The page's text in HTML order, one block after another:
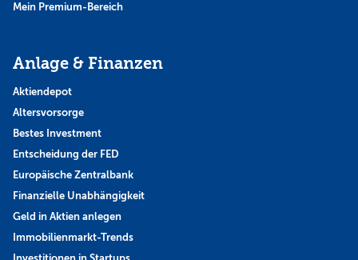
Mein Premium-Bereich
Anlage & Finanzen
Aktiendepot
Altersvorsorge
Bestes Investment
Entscheidung der FED
Europäische Zentralbank
Finanzielle Unabhängigkeit
Geld in Aktien anlegen
Immobilienmarkt-Trends